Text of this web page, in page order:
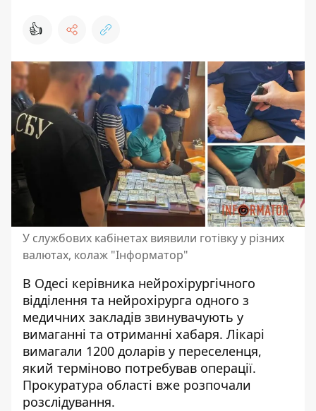
👍
У службових кабінетах виявили готівку у різних
валютах, колаж "Інформатор"
В Одесі керівника нейрохірургічного
відділення та нейрохірурга одного з
медичних закладів звинувачують у
вимаганні та отриманні хабаря. Лікарі
вимагали 1200 доларів у переселенця,
який терміново потребував операції.
Прокуратура області вже розпочали
розслідування.